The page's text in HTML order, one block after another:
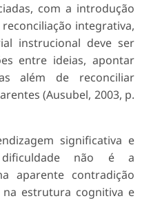
com a introdução
integrativa,
instrucional deve ser
entre ideias, apontar
além de reconciliar
(Ausubel, 2003, p.
significativa e
não é a
aparente contradição
na estrutura cognitiva e